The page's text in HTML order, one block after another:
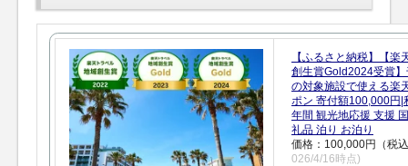
【ふるさと納税】【楽
創生賞Gold2024受賞
の対象施設で使える楽
ポン 寄付額100,000円|
年間 観光地応援 支援
礼品 泊り お泊り
価格：100,000円（税
026/4/16時点)